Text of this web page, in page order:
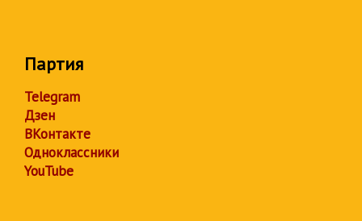
Партия
Telegram
Дзен
ВКонтакте
Одноклассники
YouTube